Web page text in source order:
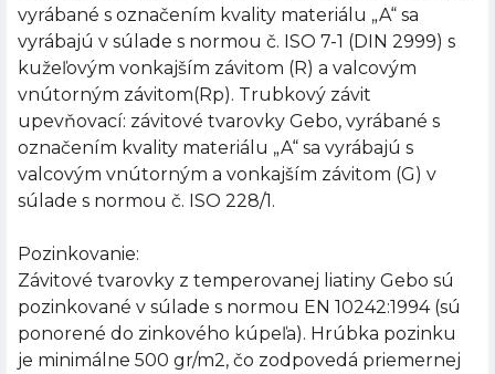
vyrábané s označením kvality materiálu „A“ sa
vyrábajú v súlade s normou č. ISO 7-1 (DIN 2999) s
kužeľovým vonkajším závitom (R) a valcovým
vnútorným závitom(Rp). Trubkový závit
upevňovací: závitové tvarovky Gebo, vyrábané s
označením kvality materiálu „A“ sa vyrábajú s
valcovým vnútorným a vonkajším závitom (G) v
súlade s normou č. ISO 228/1.
Pozinkovanie:
Závitové tvarovky z temperovanej liatiny Gebo sú
pozinkované v súlade s normou EN 10242:1994 (sú
ponorené do zinkového kúpeľa). Hrúbka pozinku
je minimálne 500 gr/m2, čo zodpovedá priemernej